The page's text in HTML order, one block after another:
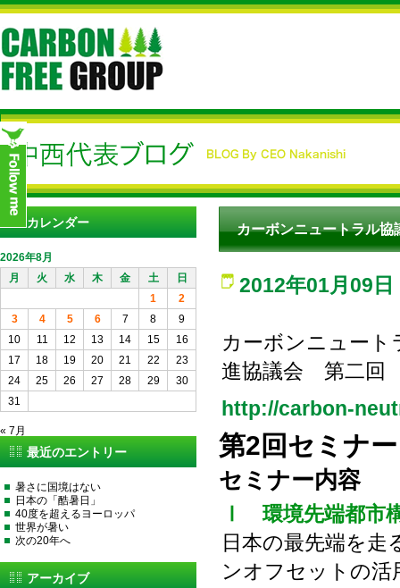
カーボンニュートラル
2012年01月09日
カーボンニュー
進協議会 第二回
http://carbon-
第2回セミナ
セミナー内容
Ⅰ 環境先端都市
日本の最先端を走
ンオフセットの活
カレンダー
2026年8月
月
火 水 木 金 土
日
1
2
3
4 5 6 7 8
9
10
11 12 13 14 15
16
17
18 19 20 21 22
23
24
25 26 27 28 29
30
31
« 7月
最近のエントリー
暑さに国境はない
日本の「酷暑日」
40度を超えるヨーロッパ
世界が暑い
次の20年へ
アーカイブ